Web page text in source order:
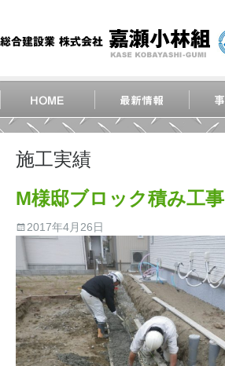
施工実績
M様邸ブロック積み工事
2017年4月26日